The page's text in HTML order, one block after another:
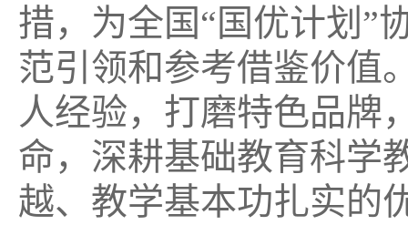
措，为全国“国优计划”
范引领和参考借鉴价值
人经验，打磨特色品牌
命，深耕基础教育科学
越、教学基本功扎实的